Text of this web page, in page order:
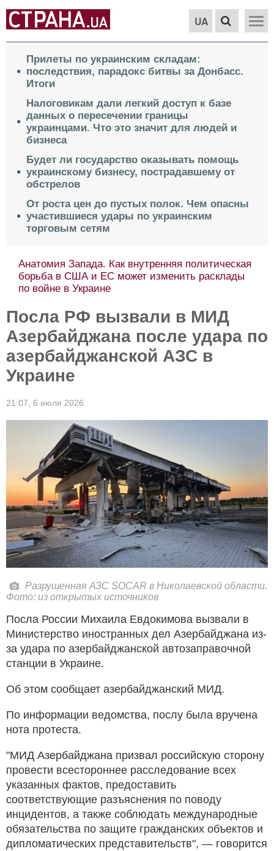
UA
Прилеты по украинским складам:
последствия, парадокс битвы за Донбасс.
Итоги
Налоговикам дали легкий доступ к базе
данных о пересечении границы
украинцами. Что это значит для людей и
бизнеса
Будет ли государство оказывать помощь
украинскому бизнесу, пострадавшему от
обстрелов
От роста цен до пустых полок. Чем опасны
участившиеся удары по украинским
торговым сетям
Анатомия Запада. Как внутренняя политическая
борьба в США и ЕС может изменить расклады
по войне в Украине
Посла РФ вызвали в МИД
Азербайджана после удара по
азербайджанской АЗС в
Украине
21:07, 6 июля 2026
Разрушенная АЗС SOCAR в Николаевской области.
Фото: из открытых источников
Посла России Михаила Евдокимова вызвали в
Министерство иностранных дел Азербайджана из-
за удара по азербайджанской автозаправочной
станции в Украине.
Об этом сообщает азербайджанский МИД.
По информации ведомства, послу была вручена
нота протеста.
"МИД Азербайджана призвал российскую сторону
провести всестороннее расследование всех
указанных фактов, предоставить
соответствующие разъяснения по поводу
инцидентов, а также соблюдать международные
обязательства по защите гражданских объектов и
дипломатических представительств", — говорится